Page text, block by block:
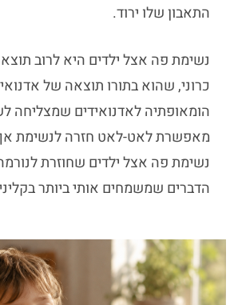
התאבון שלו ירוד.
נשימת פה אצל ילדים היא לרוב
כרוני, שהוא בתורו תוצאה של
הומאופתיה לאדנואידים שמצליחה
מאפשרת לאט-לאט חזרה לנשימת
נשימת פה אצל ילדים שחוזרת
הדברים שמשמחים אותי ביותר